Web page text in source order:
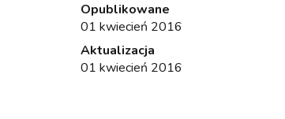
Opublikowane
01 kwiecień 2016
Aktualizacja
01 kwiecień 2016